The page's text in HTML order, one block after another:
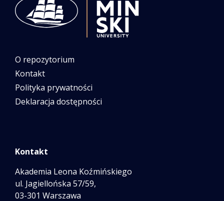
O repozytorium
Kontakt
Polityka prywatności
Deklaracja dostępności
Kontakt
Akademia Leona Koźmińskiego
ul. Jagiellońska 57/59,
03-301 Warszawa